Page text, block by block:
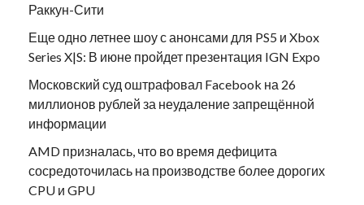
Раккун-Сити
Еще одно летнее шоу с анонсами для PS5 и Xbox
Series X|S: В июне пройдет презентация IGN Expo
Московский суд оштрафовал Facebook на 26
миллионов рублей за неудаление запрещённой
информации
AMD призналась, что во время дефицита
сосредоточилась на производстве более дорогих
CPU и GPU